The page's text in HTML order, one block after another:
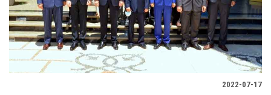
هيئة التدريس
الدراسات العليا
2022-07-17